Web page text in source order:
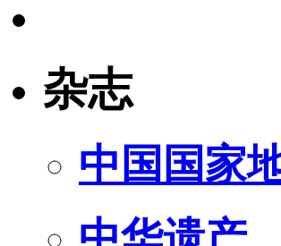
杂志
中国国家